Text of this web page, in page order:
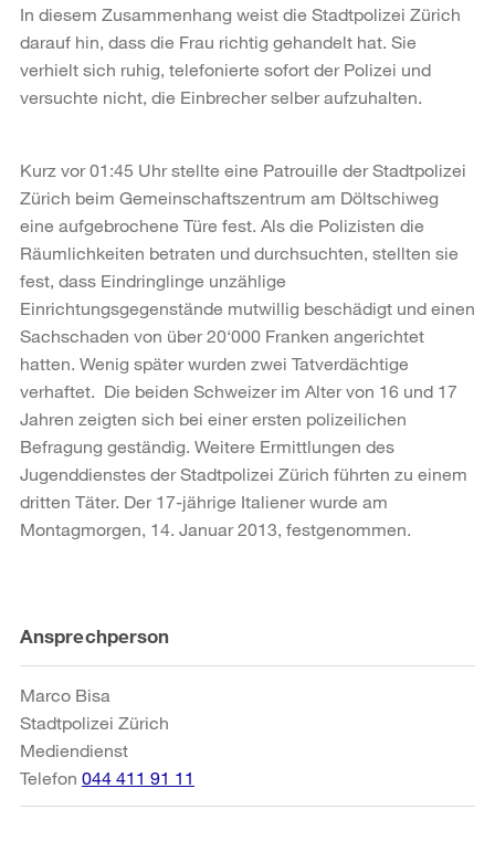
In diesem Zusammenhang weist die Stadtpolizei Zürich
darauf hin, dass die Frau richtig gehandelt hat. Sie
verhielt sich ruhig, telefonierte sofort der Polizei und
versuchte nicht, die Einbrecher selber aufzuhalten.
Kurz vor 01:45 Uhr stellte eine Patrouille der Stadtpolizei
Zürich beim Gemeinschaftszentrum am Döltschiweg
eine aufgebrochene Türe fest. Als die Polizisten die
Räumlichkeiten betraten und durchsuchten, stellten sie
fest, dass Eindringlinge unzählige
Einrichtungsgegenstände mutwillig beschädigt und einen
Sachschaden von über 20‘000 Franken angerichtet
hatten. Wenig später wurden zwei Tatverdächtige
verhaftet. Die beiden Schweizer im Alter von 16 und 17
Jahren zeigten sich bei einer ersten polizeilichen
Befragung geständig. Weitere Ermittlungen des
Jugenddienstes der Stadtpolizei Zürich führten zu einem
dritten Täter. Der 17-jährige Italiener wurde am
Montagmorgen, 14. Januar 2013, festgenommen.
Weitere
Informationen
Ansprechperson
Marco Bisa
Stadtpolizei Zürich
Mediendienst
Telefon 044 411 91 11